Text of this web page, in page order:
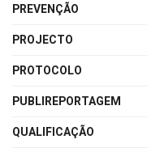
PREVENÇÃO
PROJECTO
PROTOCOLO
PUBLIREPORTAGEM
QUALIFICAÇÃO